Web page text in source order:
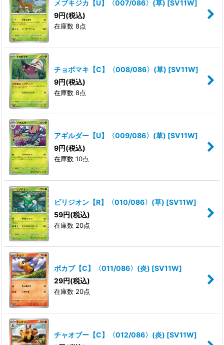
メブキジカ【U】〈007/086〉(草) [SV11W]
9円(税込)
在庫数 8点
チョボマキ【C】〈008/086〉(草) [SV11W]
9円(税込)
在庫数 8点
アギルダー【U】〈009/086〉(草) [SV11W]
9円(税込)
在庫数 10点
ビリジオン【R】〈010/086〉(草) [SV11W]
59円(税込)
在庫数 20点
ポカブ【C】〈011/086〉(炎) [SV11W]
29円(税込)
在庫数 20点
チャオブー【C】〈012/086〉(炎) [SV11W]